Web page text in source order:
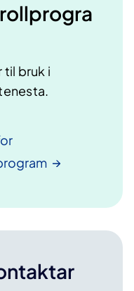
til bruk i